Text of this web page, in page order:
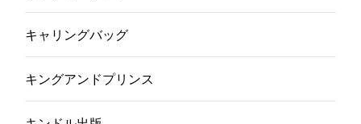
キャリングバッグ
キングアンドプリンス